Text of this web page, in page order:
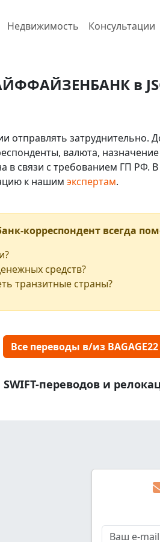
Недвижимость Консультации
в
отправлять затруднительно.
валюта, назначение
в связи с требованием ГП РФ.
к нашим экспертам.
корреспондент всегда
средств?
транзитные страны?
Все переводы в/из BAGAGE22
переводов и